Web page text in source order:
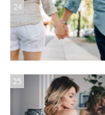
24
25